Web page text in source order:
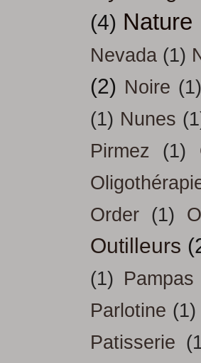
(4) Nature
Nevada (1)
(2) Noire
(1) Nunes
Pirmez
(1)
Order (1)
Outilleurs
(1) Pampas
Parlotine (1)
Patisserie